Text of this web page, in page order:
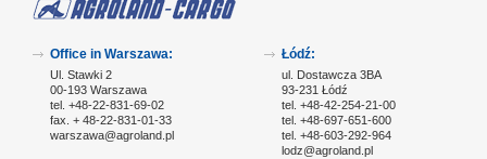
Office in Warszawa:
Ul. Stawki 2
00-193 Warszawa
tel. +48-22-831-69-02
fax. + 48-22-831-01-33
warszawa@agroland.pl
Łódź:
ul. Dostawcza 3BA
93-231 Łódź
tel. +48-42-254-21-00
tel. +48-697-651-600
tel. +48-603-292-964
lodz@agroland.pl